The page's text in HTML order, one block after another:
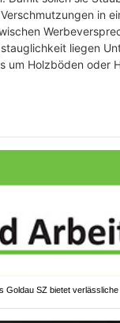
in
liegen
um Holzböden oder
Goldau SZ bietet